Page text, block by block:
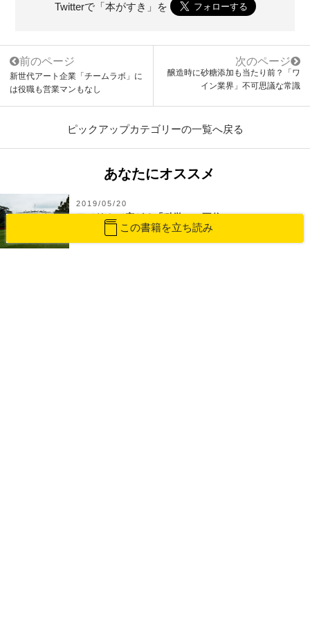
Twitterで「本がすき」を
前のページ
新世代アート企業「チームラボ」に
は役職も営業マンもなし
次のページ
醸造時に砂糖添加も当たり前？「ワ
イン業界」不可思議な常識
ピックアップカテゴリーの一覧へ戻る
あなたにオススメ
2019/05/20
アメリカで広がる「科学への不信」
この書籍を立ち読み